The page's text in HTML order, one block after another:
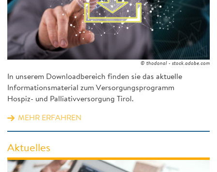
© thodonal - stock.adobe.com
In unserem Downloadbereich finden sie das aktuelle
Informationsmaterial zum Versorgungsprogramm
Hospiz- und Palliativversorgung Tirol.
MEHR ERFAHREN
Aktuelles